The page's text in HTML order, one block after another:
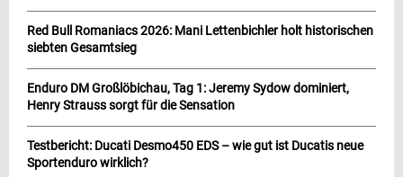
Red Bull Romaniacs 2026: Mani Lettenbichler holt historischen
siebten Gesamtsieg
Enduro DM Großlöbichau, Tag 1: Jeremy Sydow dominiert,
Henry Strauss sorgt für die Sensation
Testbericht: Ducati Desmo450 EDS – wie gut ist Ducatis neue
Sportenduro wirklich?